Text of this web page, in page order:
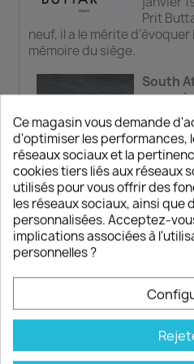
Prit
neuf, il a le mérite
mémoire du siège.
South
Dans le
Angus
coeur de
forces
armée
– et la
bâtiments mais surtout les
de la reconquête de
Britanniques. Le récit éclaire
capacités mais aussi les
missiles des années 1980.
positif de cette étude, le
encore – voir le VV
coquilles et autres parties
J’ose espérer que ces
Ce magasin vous demande
d'optimiser les performances,
réseaux sociaux et la
cookies tiers liés aux réseaux
utilisés pour vous offrir des
les réseaux sociaux, ainsi que
personnalisées. Acceptez-
implications associées à
personnelles ?